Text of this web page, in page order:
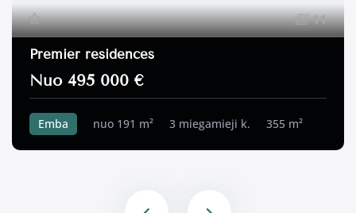
11
Premier residences
Nuo 495 000 €
Emba nuo 191 m² 3 miegamieji k. 355 m²